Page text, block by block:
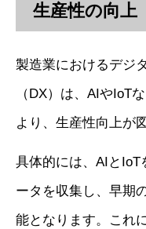
生産性の向上
製造業におけるデジ
（DX）は、AIやIoT
より、生産性向上が
具体的には、AIと
ータを収集し、早期
能となります。これ